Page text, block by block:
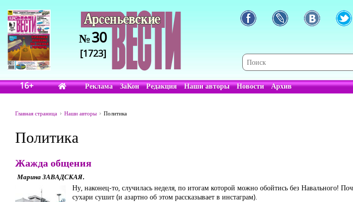
№30
[1723]
16+ Реклама ЗаКон Редакция Наши авторы Новости Архив
Главная страница Наши авторы Политика
Политика
Жажда общения
Марина ЗАВАДСКАЯ.
Ну, наконец-то, случилась неделя, по итогам которой можно обойтись без Навального!
сухари сушит (и азартно об этом рассказывает в инстаграм).